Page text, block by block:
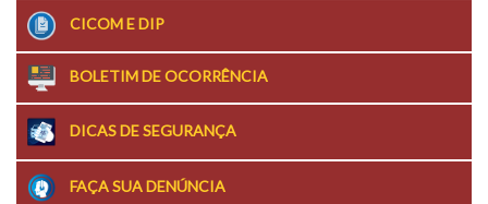
CICOM E DIP
BOLETIM DE OCORRÊNCIA
DICAS DE SEGURANÇA
FAÇA SUA DENÚNCIA